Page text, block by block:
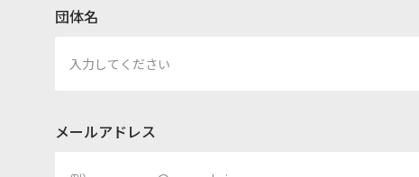
団体名
メールアドレス